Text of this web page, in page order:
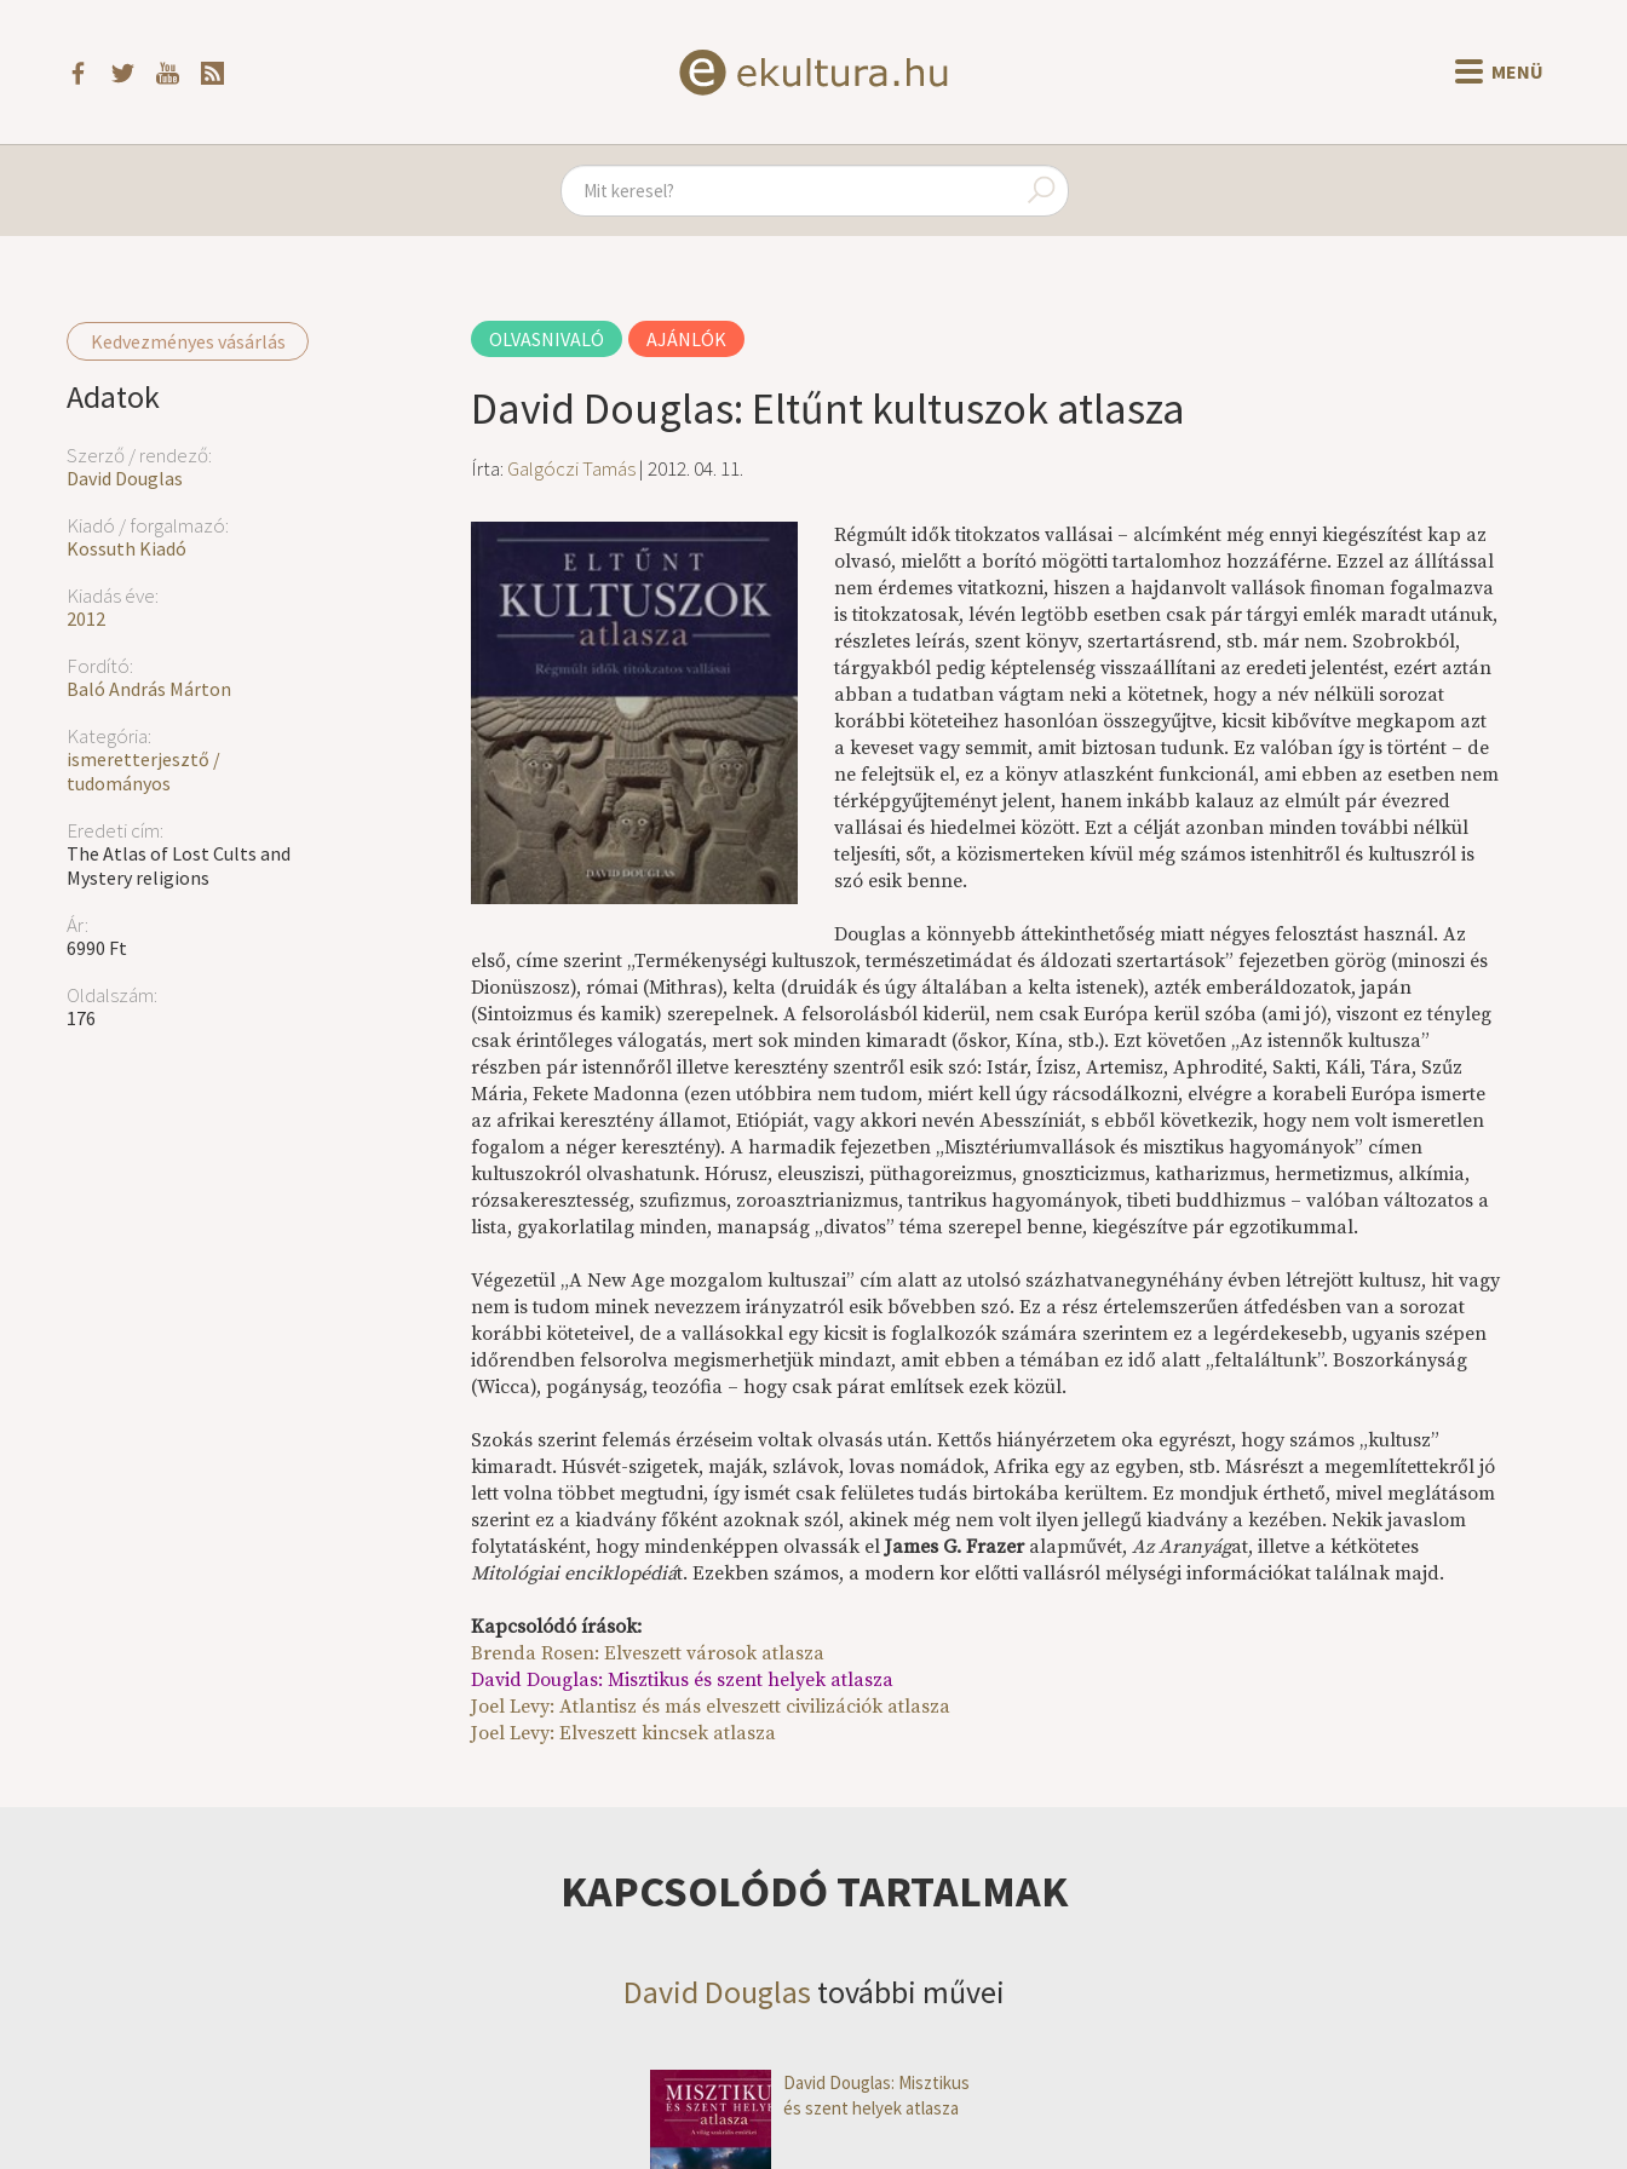
MENÜ
Kedvezményes vásárlás
Adatok
Szerző / rendező:
David Douglas
Kiadó / forgalmazó:
Kossuth Kiadó
Kiadás éve:
2012
Fordító:
Baló András Márton
Kategória:
ismeretterjesztő /
tudományos
Eredeti cím:
The Atlas of Lost Cults and
Mystery religions
Ár:
6990 Ft
Oldalszám:
176
OLVASNIVALÓ AJÁNLÓK
David Douglas: Eltűnt kultuszok atlasza
Írta: Galgóczi Tamás| 2012. 04. 11.
Régmúlt idők titokzatos vallásai – alcímként még ennyi kiegészítést kap az
olvasó, mielőtt a borító mögötti tartalomhoz hozzáférne. Ezzel az állítással
nem érdemes vitatkozni, hiszen a hajdanvolt vallások finoman fogalmazva
is titokzatosak, lévén legtöbb esetben csak pár tárgyi emlék maradt utánuk,
részletes leírás, szent könyv, szertartásrend, stb. már nem. Szobrokból,
tárgyakból pedig képtelenség visszaállítani az eredeti jelentést, ezért aztán
abban a tudatban vágtam neki a kötetnek, hogy a név nélküli sorozat
korábbi köteteihez hasonlóan összegyűjtve, kicsit kibővítve megkapom azt
a keveset vagy semmit, amit biztosan tudunk. Ez valóban így is történt – de
ne felejtsük el, ez a könyv atlaszként funkcionál, ami ebben az esetben nem
térképgyűjteményt jelent, hanem inkább kalauz az elmúlt pár évezred
vallásai és hiedelmei között. Ezt a célját azonban minden további nélkül
teljesíti, sőt, a közismerteken kívül még számos istenhitről és kultuszról is
szó esik benne.
Douglas a könnyebb áttekinthetőség miatt négyes felosztást használ. Az
első, címe szerint „Termékenységi kultuszok, természetimádat és áldozati szertartások” fejezetben görög (minoszi és
Dionüszosz), római (Mithras), kelta (druidák és úgy általában a kelta istenek), azték emberáldozatok, japán
(Sintoizmus és kamik) szerepelnek. A felsorolásból kiderül, nem csak Európa kerül szóba (ami jó), viszont ez tényleg
csak érintőleges válogatás, mert sok minden kimaradt (őskor, Kína, stb.). Ezt követően „Az istennők kultusza”
részben pár istennőről illetve keresztény szentről esik szó: Istár, Ízisz, Artemisz, Aphrodité, Sakti, Káli, Tára, Szűz
Mária, Fekete Madonna (ezen utóbbira nem tudom, miért kell úgy rácsodálkozni, elvégre a korabeli Európa ismerte
az afrikai keresztény államot, Etiópiát, vagy akkori nevén Abesszíniát, s ebből következik, hogy nem volt ismeretlen
fogalom a néger keresztény). A harmadik fejezetben „Misztériumvallások és misztikus hagyományok” címen
kultuszokról olvashatunk. Hórusz, eleusziszi, püthagoreizmus, gnoszticizmus, katharizmus, hermetizmus, alkímia,
rózsakeresztesség, szufizmus, zoroasztrianizmus, tantrikus hagyományok, tibeti buddhizmus – valóban változatos a
lista, gyakorlatilag minden, manapság „divatos” téma szerepel benne, kiegészítve pár egzotikummal.
Végezetül „A New Age mozgalom kultuszai” cím alatt az utolsó százhatvanegynéhány évben létrejött kultusz, hit vagy
nem is tudom minek nevezzem irányzatról esik bővebben szó. Ez a rész értelemszerűen átfedésben van a sorozat
korábbi köteteivel, de a vallásokkal egy kicsit is foglalkozók számára szerintem ez a legérdekesebb, ugyanis szépen
időrendben felsorolva megismerhetjük mindazt, amit ebben a témában ez idő alatt „feltaláltunk”. Boszorkányság
(Wicca), pogányság, teozófia – hogy csak párat említsek ezek közül.
Szokás szerint felemás érzéseim voltak olvasás után. Kettős hiányérzetem oka egyrészt, hogy számos „kultusz”
kimaradt. Húsvét-szigetek, maják, szlávok, lovas nomádok, Afrika egy az egyben, stb. Másrészt a megemlítettekről jó
lett volna többet megtudni, így ismét csak felületes tudás birtokába kerültem. Ez mondjuk érthető, mivel meglátásom
szerint ez a kiadvány főként azoknak szól, akinek még nem volt ilyen jellegű kiadvány a kezében. Nekik javaslom
folytatásként, hogy mindenképpen olvassák elJames G. Frazeralapművét,Az Aranyágat, illetve a kétkötetes
Mitológiai enciklopédiát. Ezekben számos, a modern kor előtti vallásról mélységi információkat találnak majd.
Kapcsolódó írások:
Brenda Rosen: Elveszett városok atlasza
David Douglas: Misztikus és szent helyek atlasza
Joel Levy: Atlantisz és más elveszett civilizációk atlasza
Joel Levy: Elveszett kincsek atlasza
KAPCSOLÓDÓ TARTALMAK
David Douglas további művei
David Douglas: Misztikus
és szent helyek atlasza